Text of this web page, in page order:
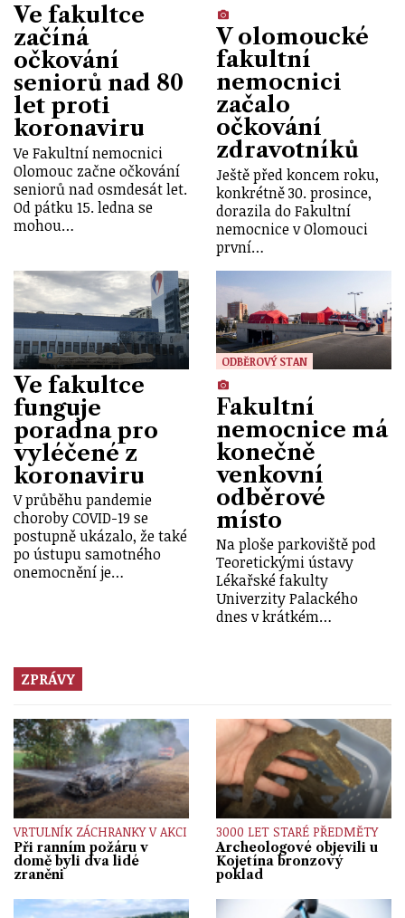
Ve fakultce
začíná
očkování
seniorů nad 80
let proti
koronaviru
Ve Fakultní nemocnici
Olomouc začne očkování
seniorů nad osmdesát let.
Od pátku 15. ledna se
mohou…
V olomoucké
fakultní
nemocnici
začalo
očkování
zdravotníků
Ještě před koncem roku,
konkrétně 30. prosince,
dorazila do Fakultní
nemocnice v Olomouci
první…
Ve fakultce
funguje
poradna pro
vyléčené z
koronaviru
V průběhu pandemie
choroby COVID-19 se
postupně ukázalo, že také
po ústupu samotného
onemocnění je…
ODBĚROVÝ STAN
Fakultní
nemocnice má
konečně
venkovní
odběrové
místo
Na ploše parkoviště pod
Teoretickými ústavy
Lékařské fakulty
Univerzity Palackého
dnes v krátkém…
ZPRÁVY
VRTULNÍK ZÁCHRANKY V AKCI
Při ranním požáru v
domě byli dva lidé
zraněni
3000 LET STARÉ PŘEDMĚTY
Archeologové objevili u
Kojetína bronzový
poklad